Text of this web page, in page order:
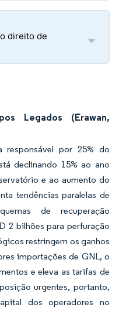
direito de
Legados (Erawan,
responsável por 25% do
declinando 15% ao ano
e ao aumento do
tendências paralelas de
de recuperação
2 bilhões para perfuração
restringem os ganhos
importações de GNL, o
e eleva as tarifas de
urgentes, portanto,
dos operadores no